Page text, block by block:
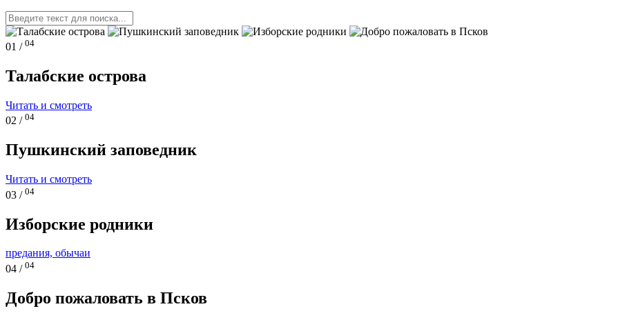
01 / 04
Талабские острова
Читать и смотреть
02 / 04
Пушкинский заповедник
Читать и смотреть
03 / 04
Изборские родники
предания, обычаи
04 / 04
Добро пожаловать в Псков